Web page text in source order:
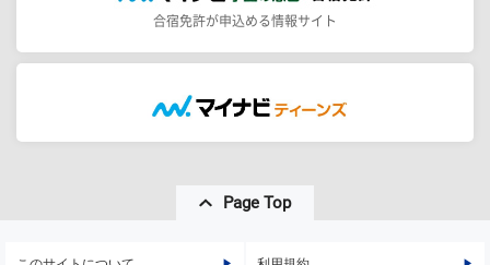
合宿免許が申込める情報サイト
Page Top